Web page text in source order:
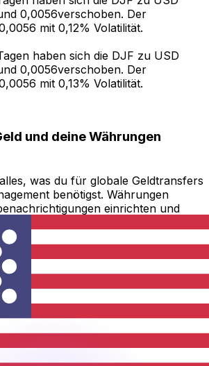
0,0056verschoben. Der
mit 0,12% Volatilität.
haben sich die DJF zu USD
0,0056verschoben. Der
mit 0,13% Volatilität.
und deine Währungen
was du für globale Geldtransfers
benötigst. Währungen
einrichten und